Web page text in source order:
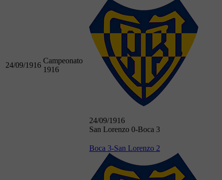
24/09/1916
Campeonato
1916
24/09/1916
San Lorenzo 0-Boca 3
Boca 3-San Lorenzo 2